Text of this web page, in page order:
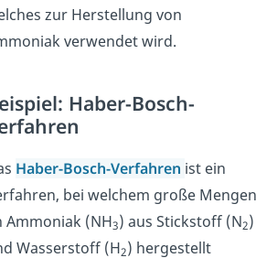
zur Herstellung von
verwendet wird.
Haber-Bosch-
Haber-Bosch-Verfahren ist ein
bei welchem große Mengen
Ammoniak (NH3) ausStickstoff (N2)
Wasserstoff (H2) hergestellt